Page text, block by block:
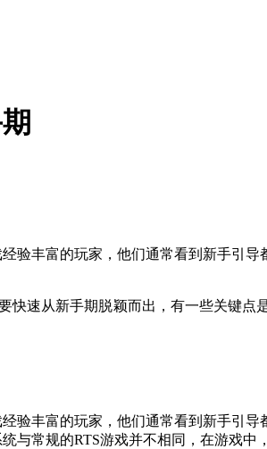
验丰富的玩家，他们通常看到新手引
快速从新手期脱颖而出，有一些关键
验丰富的玩家，他们通常看到新手引
与常规的RTS游戏并不相同，在游戏